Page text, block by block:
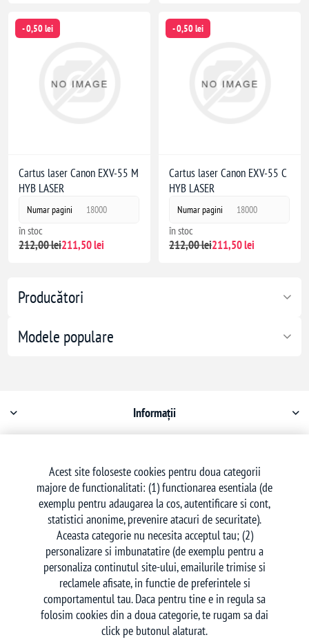
Producători
Modele populare
- 0,50 lei
Cartus laser Canon EXV-55 M
HYB LASER
Numar pagini 18000
în stoc
212,00 lei211,50 lei
- 0,50 lei
Cartus laser Canon EXV-55 C
HYB LASER
Numar pagini 18000
în stoc
212,00 lei211,50 lei
Informații
Serviciu clienți
Urmăriți-ne
Acest site foloseste cookies pentru doua categorii
majore de functionalitati: (1) functionarea esentiala (de
exemplu pentru adaugarea la cos, autentificare si cont,
statistici anonime, prevenire atacuri de securitate).
Aceasta categorie nu necesita acceptul tau; (2)
personalizare si imbunatatire (de exemplu pentru a
personaliza continutul site-ului, emailurile trimise si
reclamele afisate, in functie de preferintele si
comportamentul tau. Daca pentru tine e in regula sa
folosim cookies din a doua categorie, te rugam sa dai
click pe butonul alaturat.